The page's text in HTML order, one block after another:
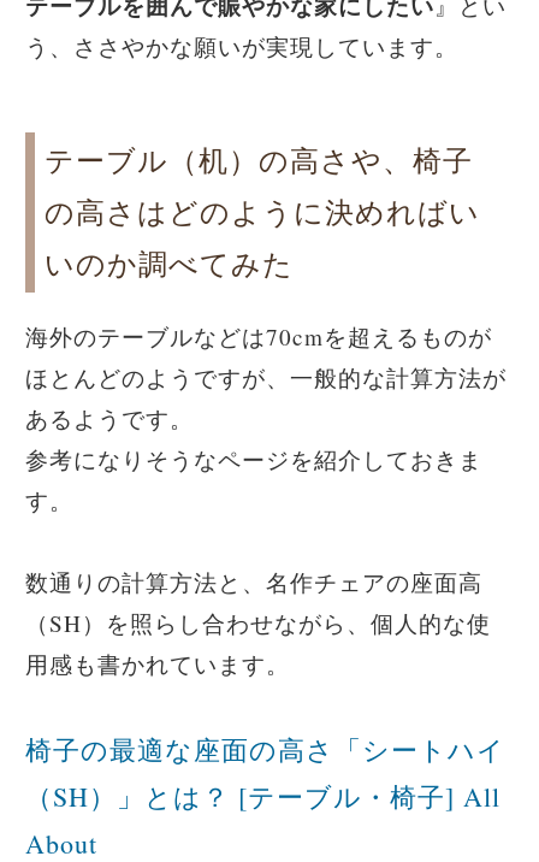
う、ささやかな願いが実現しています。
テーブル（机）の高さや、椅子
の高さはどのように決めればい
いのか調べてみた
海外のテーブルなどは70cmを超えるものが
ほとんどのようですが、一般的な計算方法が
あるようです。
参考になりそうなページを紹介しておきま
す。
数通りの計算方法と、名作チェアの座面高
（SH）を照らし合わせながら、個人的な使
用感も書かれています。
椅子の最適な座面の高さ「シートハイ
（SH）」とは？ [テーブル・椅子] All
About